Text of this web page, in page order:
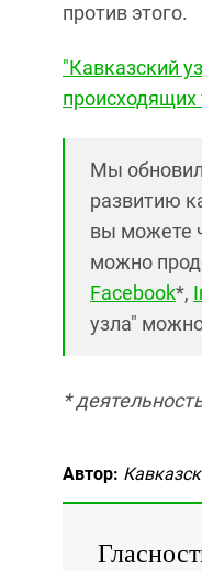
против этого.
"Кавказский
происходящих
Мы
развитию
вы можете
можно
Facebook*,
узла"
*
Автор: